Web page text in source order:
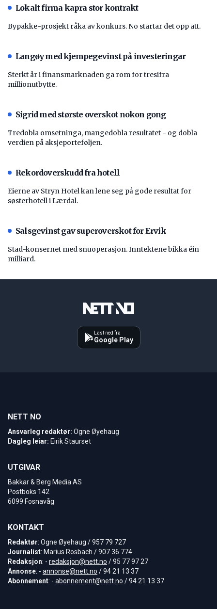
Lokalt firma kapra stor kontrakt
Bypakke-prosjekt råka av konkurs. No startar det opp att.
Langøy med kjempegevinst på investeringar
Sterkt år i finansmarknaden ga rom for tresifra
millionutbytte.
Sigrid med største overskot nokon gong
Tredobla omsetninga, mangedobla resultatet - og dobla
verdien på aksjeporteføljen.
Rekordoverskudd fra hotell
Eierne av Stryn Hotel kan lene seg på gode resultat for
søsterhotell i Lærdal.
Salsgevinst gav superoverskot for Ervik
Stad-konsernet med snuoperasjon. Inntektene bikka éin
milliard.
Last ned fra
Google Play
NETT NO
Ansvarleg redaktør: Ogne Øyehaug
Dagleg leiar: Eirik Staurset
UTGIVAR
Bakkar & Berg Media AS
Postboks 142
6099 Fosnavåg
KONTAKT
Redaktør: Ogne Øyehaug / 957 79 727
Journalist: Marius Rosbach / 907 36 774
Redaksjon: - redaksjon@nett.no / 95 77 97 27
Annonse: - annonse@nett.no / 94 21 13 37
Abonnement: - abonnement@nett.no / 94 21 13 37